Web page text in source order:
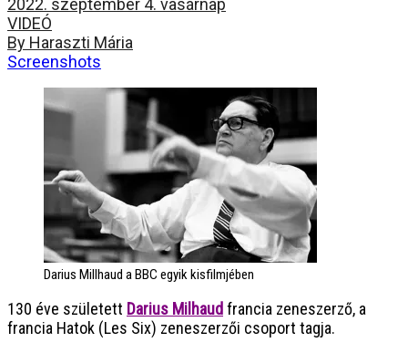
2022. szeptember 4. vasárnap
VIDEÓ
By Haraszti Mária
Screenshots
Darius Millhaud a BBC egyik kisfilmjében
130 éve született Darius Milhaud francia zeneszerző, a
francia Hatok (Les Six) zeneszerzői csoport tagja.